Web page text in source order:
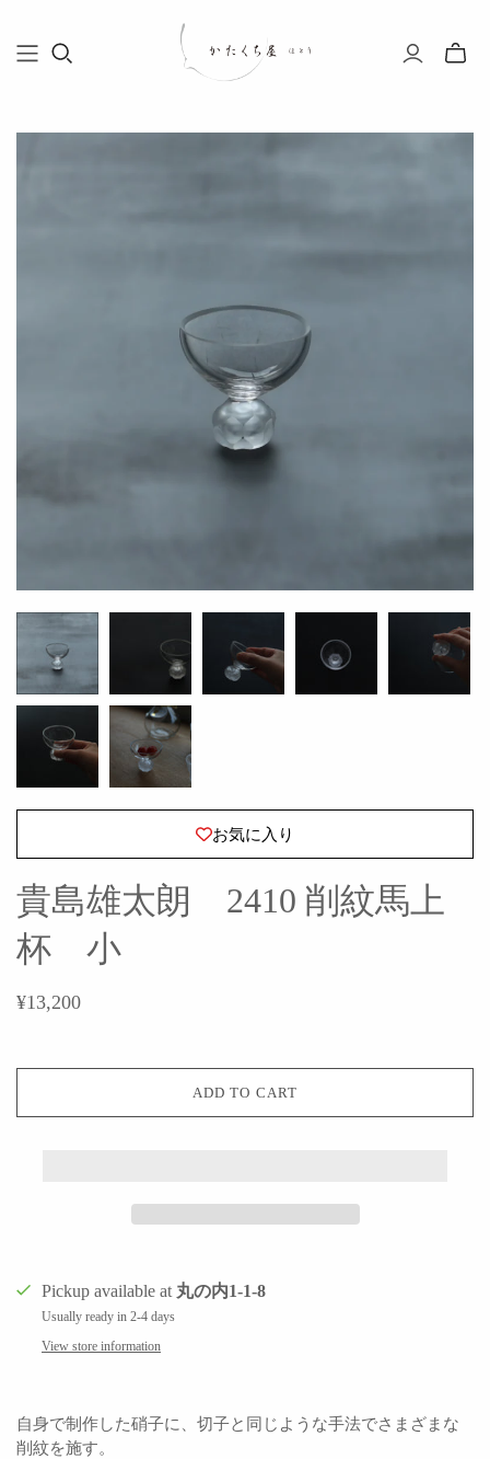
Toggle
お気に入り
貴島雄太朗 2410 削紋馬上
杯 小
¥13,200
ADD TO CART
Pickup available at 丸の内1-1-8
Usually ready in 2-4 days
View store information
自身で制作した硝子に、切子と同じような手法でさまざまな
削紋を施す。